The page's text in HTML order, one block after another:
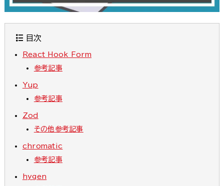
目次
React Hook Form
参考記事
Yup
参考記事
Zod
その他参考記事
chromatic
参考記事
hygen